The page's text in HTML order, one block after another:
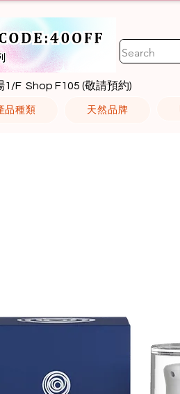
F Shop F105 (敬請預約)
品種類 天然品牌